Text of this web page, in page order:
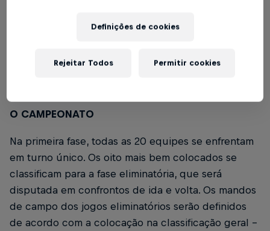
rodada do Campeonato Brasileiro Sub-17. Pelo
Russani, em Atibaia-SP, pela 10ª rodada do
O CAMPEONATO
Na primeira fase, todas as 20 equipes se enfrentam
em turno único. Os oito mais bem colocados se
classificam para a fase eliminatória, que será
disputada em confrontos de ida e volta. Os mandos
de campo dos jogos eliminatórios serão definidos
de acordo com a colocação na classificação geral -
Definições de cookies
Rejeitar Todos Permitir cookies